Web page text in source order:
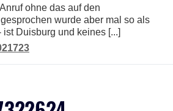
wurde aber mal so als
Duisburg und keines [...]